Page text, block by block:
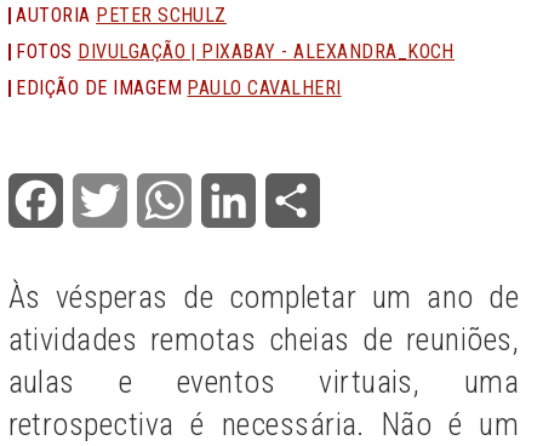
AUTORIA PETER SCHULZ
FOTOS DIVULGAÇÃO | PIXABAY - ALEXANDRA_KOCH
EDIÇÃO DE IMAGEM PAULO CAVALHERI
Facebook Twitter WhatsApp LinkedIn
Às vésperas de completar um ano de
atividades remotas cheias de reuniões,
aulas e eventos virtuais, uma
retrospectiva é necessária. Não é um